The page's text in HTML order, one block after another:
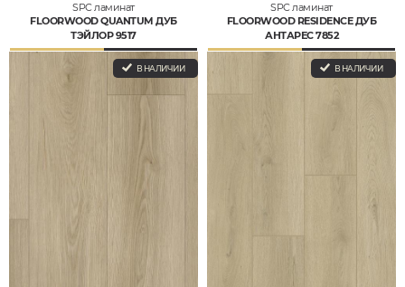
SPC ламинат
FLOORWOOD QUANTUM ДУБ
ТЭЙЛОР 9517
В НАЛИЧИИ
SPC ламинат
FLOORWOOD RESIDENCE ДУБ
АНТАРЕС 7852
В НАЛИЧИИ